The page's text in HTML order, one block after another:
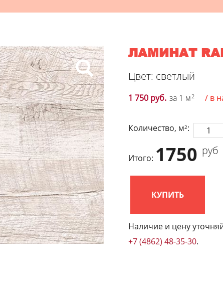
ЛАМИНАТ
Цвет: светлый
1 750 руб. за 1 м2 / в
Количество, м2:
Итого: 1750 руб
КУПИТЬ
Наличие и цену
+7 (4862) 48-35-30.